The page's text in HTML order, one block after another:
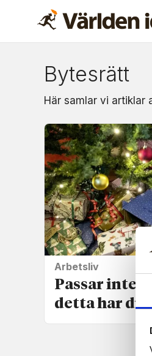
Om:
bytesrätt
Bytesrätt
Här samlar vi artiklar
Arbetsliv
Passar inte
detta har